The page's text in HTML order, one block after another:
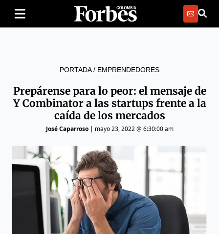
PORTADA/ EMPRENDEDORES
Prepárense para lo peor: el mensaje de
Y Combinator a las startups frente a la
caída de los mercados
José Caparroso| mayo 23, 2022 @ 6:30:00 am